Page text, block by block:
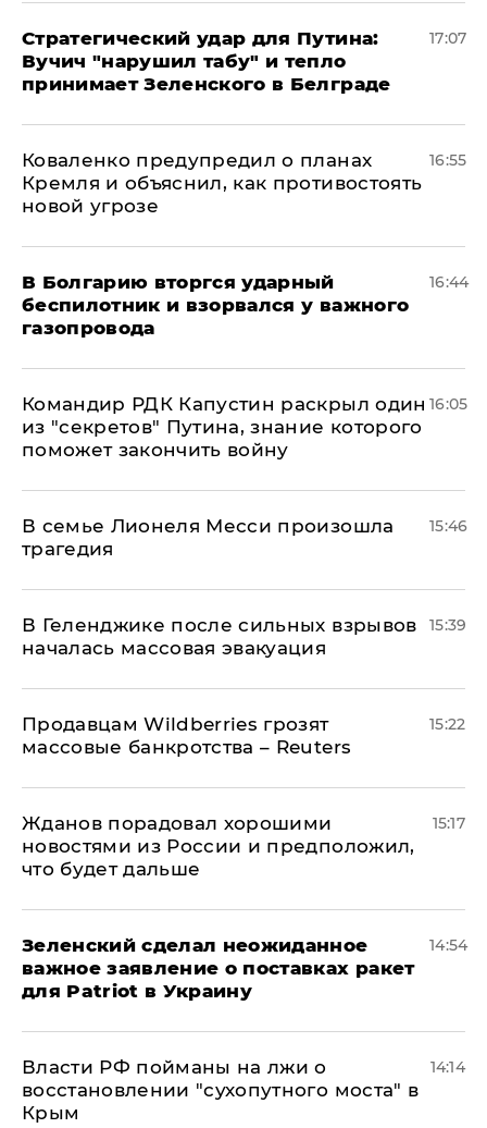
Стратегический удар для Путина:
Вучич "нарушил табу" и тепло
принимает Зеленского в Белграде
17:07
Коваленко предупредил о планах
Кремля и объяснил, как противостоять
новой угрозе
16:55
В Болгарию вторгся ударный
беспилотник и взорвался у важного
газопровода
16:44
Командир РДК Капустин раскрыл один
из "секретов" Путина, знание которого
поможет закончить войну
16:05
В семье Лионеля Месси произошла
трагедия
15:46
В Геленджике после сильных взрывов
началась массовая эвакуация
15:39
Продавцам Wildberries грозят
массовые банкротства – Reuters
15:22
Жданов порадовал хорошими
новостями из России и предположил,
что будет дальше
15:17
Зеленский сделал неожиданное
важное заявление о поставках ракет
для Patriot в Украину
14:54
Власти РФ пойманы на лжи о
восстановлении "сухопутного моста" в
Крым
14:14